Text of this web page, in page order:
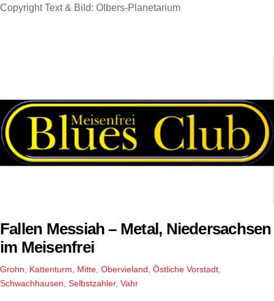
Copyright Text & Bild: Olbers-Planetarium
Fallen Messiah – Metal, Niedersachsen
im Meisenfrei
Grohn, Kattenturm, Mitte, Obervieland, Östliche Vorstadt,
Schwachhausen, Selbstzahler, Vahr